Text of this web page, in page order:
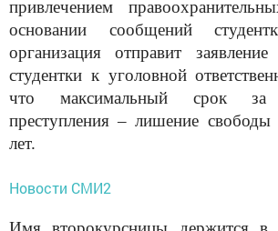
привлечением
основании сообщений
организация отправит
студентки к уголовной
что максимальный срок
преступления – лишение
лет.
Новости СМИ2